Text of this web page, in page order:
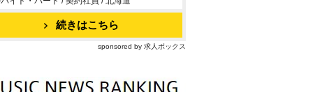
続きはこちら
sponsored by 求人ボックス